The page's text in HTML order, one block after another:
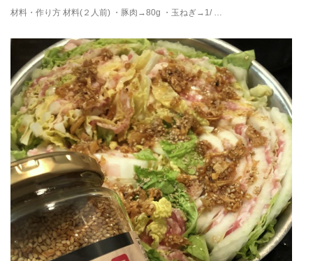
材料・作り方 材料(２人前) ・豚肉→80g ・玉ねぎ→1/ …